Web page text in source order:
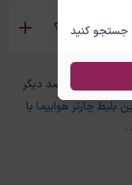
کنید
بصره چیست؟
، در چارتر 118 برای مقاصد دیگر
بلیط چارتر هواپیما با
.